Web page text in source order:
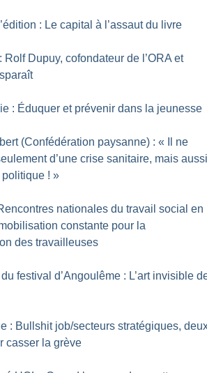
: Le capital à l’assaut du livre
Rolf Dupuy, cofondateur de l’ORA et
: Éduquer et prévenir dans la jeunesse
(Confédération paysanne) : «
Il ne
d’une crise sanitaire, mais
politique ! »
nationales du travail social en
constante pour la
des travailleuses
festival d’Angoulême : L’art invisible
: Bullshit job/secteurs stratégiques,
casser la grève